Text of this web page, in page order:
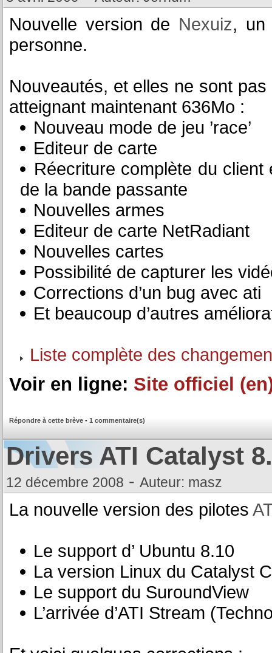
Nouvelle version de Nexuiz, un
personne.
Nouveautés, et elles ne sont
atteignant maintenant 636Mo :
Nouveau mode de jeu ’race’
Editeur de carte
Réecriture complète du
de la bande passante
Nouvelles armes
Editeur de carte NetRadiant
Nouvelles cartes
Possibilité de capturer les
Corrections d’un bug avec ati
Et beaucoup d’autres
Liste complète des
Voir en ligne: Site officiel
Répondre à cette brève - 1 commentaire(s)
Drivers ATI Catalyst
12 décembre 2008 - Auteur: masz
La nouvelle version des pilotes
Le support d’ Ubuntu 8.10
La version Linux du Catalyst
Le support du SuroundView
L’arrivée d’ATI Stream